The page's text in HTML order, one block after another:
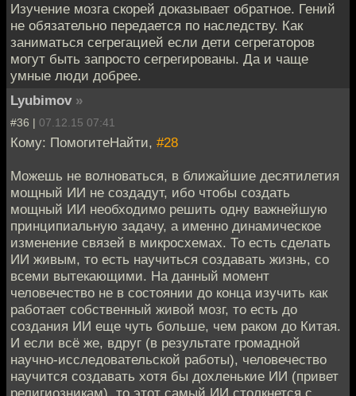
Изучение мозга скорей доказывает обратное. Гений
не обязательно передается по наследству. Как
заниматься сегрегацией если дети сегрегаторов
могут быть запросто сегрегированы. Да и чаще
умные люди добрее.
Lyubimov »
#36 | 07.12.15 07:41
Кому: ПомогитеНайти, #28
Можешь не волноваться, в ближайшие десятилетия
мощный ИИ не создадут, ибо чтобы создать
мощный ИИ необходимо решить одну важнейшую
принципиальную задачу, а именно динамическое
изменение связей в микросхемах. То есть сделать
ИИ живым, то есть научиться создавать жизнь, со
всеми вытекающими. На данный момент
человечество не в состоянии до конца изучить как
работает собственный живой мозг, то есть до
создания ИИ еще чуть больше, чем раком до Китая.
И если всё же, вдруг (в результате громадной
научно-исследовательской работы), человечество
научится создавать хотя бы дохленькие ИИ (привет